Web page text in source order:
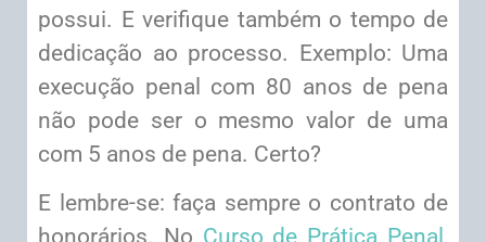
possui. E verifique também o tempo de
dedicação ao processo. Exemplo: Uma
execução penal com 80 anos de pena
não pode ser o mesmo valor de uma
com 5 anos de pena. Certo?
E lembre-se: faça sempre o contrato de